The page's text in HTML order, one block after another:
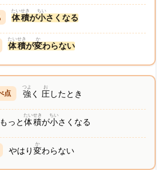
体積
たいせき
が小
ちい
さくなる
体積
たいせき
が変
か
わらない
強
つよ
く 圧
お
したとき
もっと 体積
たいせき
が小
ちい
さくなる
やはり 変
か
わらない